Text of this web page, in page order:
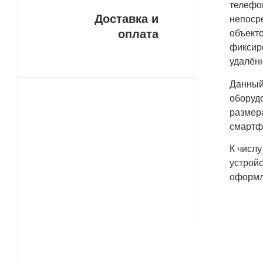
Доставка и
оплата
Данный
К